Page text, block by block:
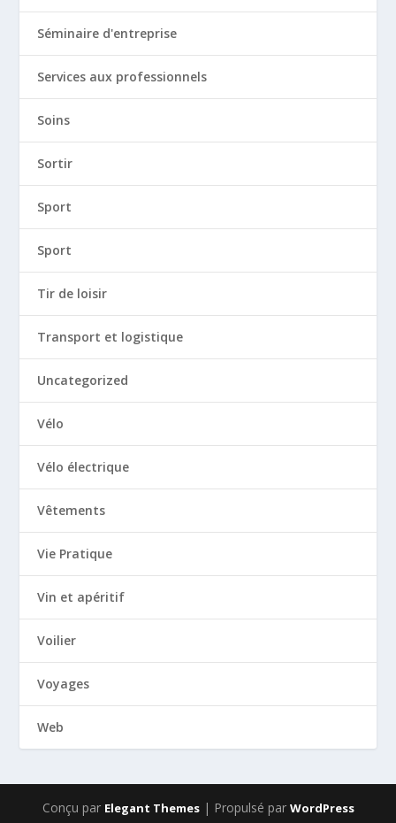
Séminaire d'entreprise
Services aux professionnels
Soins
Sortir
Sport
Sport
Tir de loisir
Transport et logistique
Uncategorized
Vélo
Vélo électrique
Vêtements
Vie Pratique
Vin et apéritif
Voilier
Voyages
Web
Conçu par Elegant Themes| Propulsé par WordPress